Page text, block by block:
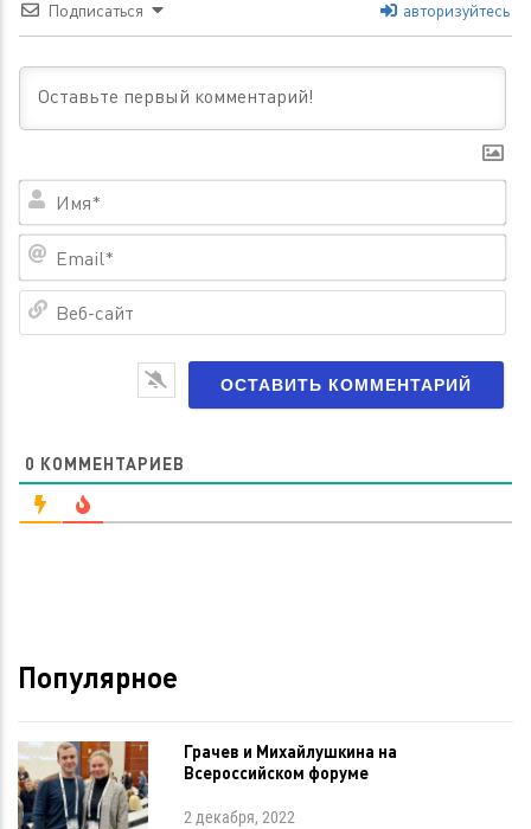
Подписаться авторизуйтесь
0 КОММЕНТАРИЕВ
Популярное
Грачев и Михайлушкина на
Всероссийском форуме
2 декабря, 2022